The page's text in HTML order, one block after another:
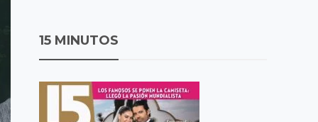
15 MINUTOS